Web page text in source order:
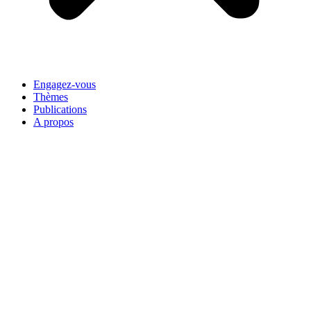
Engagez-vous
Thèmes
Publications
A propos